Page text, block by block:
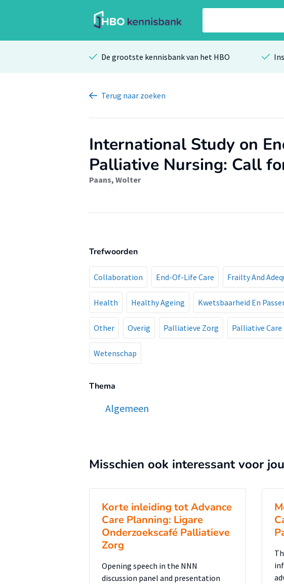
De grootste kennisbank van het HBO
Terug naar zoeken
International Study on
Palliative Nursing: Call
Paans, Wolter
Trefwoorden
Collaboration End-Of-Life Care Frailty And
Health Healthy Ageing Kwetsbaarheid En
Other Overig Palliatieve Zorg Palliative Care
Wetenschap
Thema
Algemeen
Misschien ook interessant voor
Korte inleiding tot Advance
Care Planning: Ligare
Onderzoekscafé Palliatieve
Zorg
Opening speech in the NNN
discussion panel and presentation